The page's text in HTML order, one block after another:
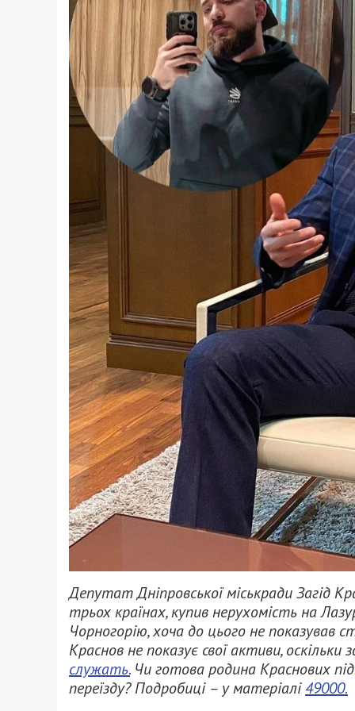
Депутат Дніпровської міськради Загід
трьох країнах, купив нерухомість на
Чорногорію, хоча до цього не показував
Краснов не показує свої активи,
служать.Чи готова родина Краснових
переїзду? Подробиці – у матеріалі49000.